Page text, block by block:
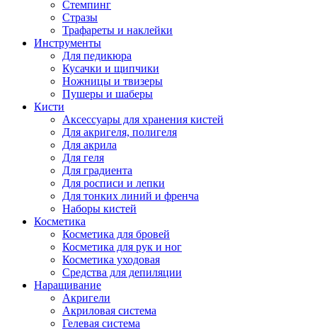
Стемпинг
Стразы
Трафареты и наклейки
Инструменты
Для педикюра
Кусачки и щипчики
Ножницы и твизеры
Пушеры и шаберы
Кисти
Аксессуары для хранения кистей
Для акригеля, полигеля
Для акрила
Для геля
Для градиента
Для росписи и лепки
Для тонких линий и френча
Наборы кистей
Косметика
Косметика для бровей
Косметика для рук и ног
Косметика уходовая
Средства для депиляции
Наращивание
Акригели
Акриловая система
Гелевая система